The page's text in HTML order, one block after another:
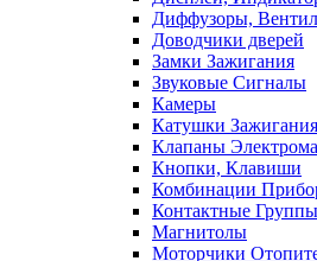
Диффузоры,
Доводчики дверей
Замки Зажигания
Звуковые Сигналы
Камеры
Катушки Зажигания
Клапаны
Кнопки, Клавиши
Комбинации
Контактные
Магнитолы
Моторчики